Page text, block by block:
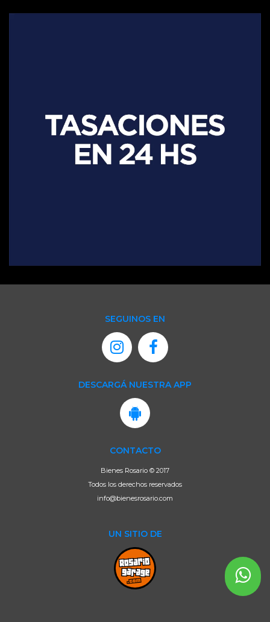
SEGUINOS EN
DESCARGÁ NUESTRA APP
CONTACTO
Bienes Rosario © 2017
Todos los derechos reservados
info@bienesrosario.com
UN SITIO DE